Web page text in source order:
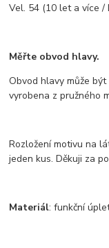
Vel. 54 (10 let a více /
Měřte obvod hlavy.
Obvod hlavy může
vyrobena z pružného
Rozložení motivu na
jeden kus. Děkuji za
Materiál: funkční